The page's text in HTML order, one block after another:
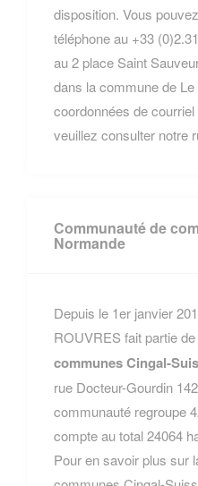
disposition. Vous
téléphone au +33
au 2 place Saint
dans la commune de
coordonnées de
veuillez consulter notre
Communauté de
Normande
Depuis le 1er janvier
ROUVRES fait partie
communes Cingal-
rue Docteur-Gourdin
communauté regroupe
compte au total 24064
Pour en savoir plus sur